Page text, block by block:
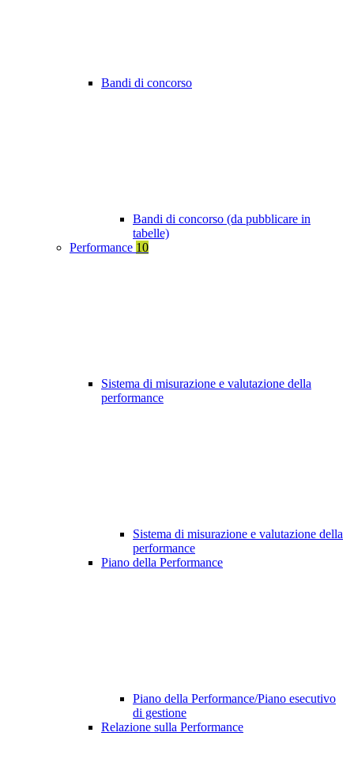
Bandi di concorso
Bandi di concorso (da pubblicare in
tabelle)
Performance 10
Sistema di misurazione e valutazione della
performance
Sistema di misurazione e valutazione della
performance
Piano della Performance
Piano della Performance/Piano esecutivo
di gestione
Relazione sulla Performance